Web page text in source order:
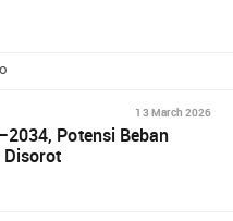
13 March 2026
Potensi Beban
Disorot